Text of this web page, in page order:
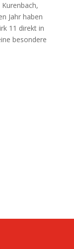
Jahr haben
11 direkt in
besondere